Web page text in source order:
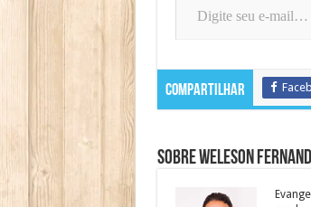
Compartilhar
Sobre Weleson